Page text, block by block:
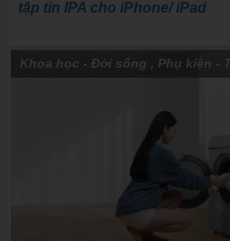
tập tin IPA cho iPhone/ iPad
Khoa học - Đời sống , Phụ kiện -